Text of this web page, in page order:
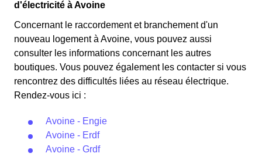
d'électricité à Avoine
Concernant le raccordement et branchement d'un
nouveau logement à Avoine, vous pouvez aussi
consulter les informations concernant les autres
boutiques. Vous pouvez également les contacter si vous
rencontrez des difficultés liées au réseau électrique.
Rendez-vous ici :
Avoine - Engie
Avoine - Erdf
Avoine - Grdf